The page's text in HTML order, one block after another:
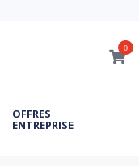
0
OFFRES
ENTREPRISE